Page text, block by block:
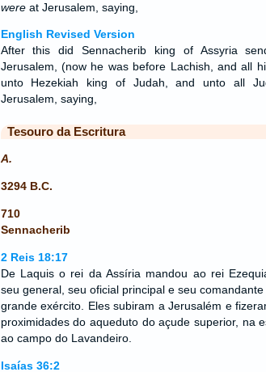
wereat Jerusalem, saying,
English Revised Version
After this did Sennacherib king of Assyria
Jerusalem, (now he was before Lachish, and all
unto Hezekiah king of Judah, and unto all
Jerusalem, saying,
Tesouro da Escritura
A.
3294 B.C.
710
Sennacherib
2 Reis 18:17
De Laquis o rei da Assíria mandou ao rei
seu general, seu oficial principal e seu
grande exército. Eles subiram a Jerusalém e
proximidades do aqueduto do açude superior, na
ao campo do Lavandeiro.
Isaías 36:2